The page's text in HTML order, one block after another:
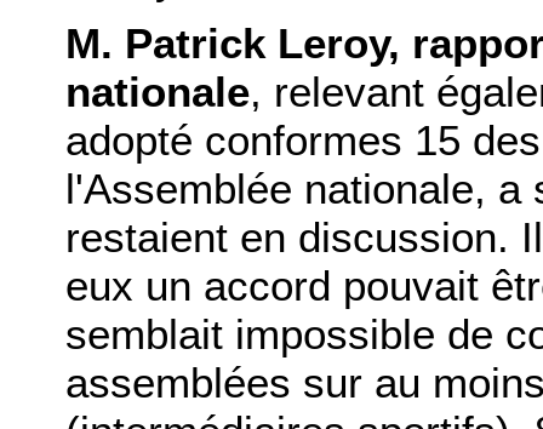
M. Patrick Leroy,
nationale, relevant
adopté conformes 15
l'Assemblée nationale, a
restaient en discussion.
eux un accord pouvait
semblait impossible de
assemblées sur au